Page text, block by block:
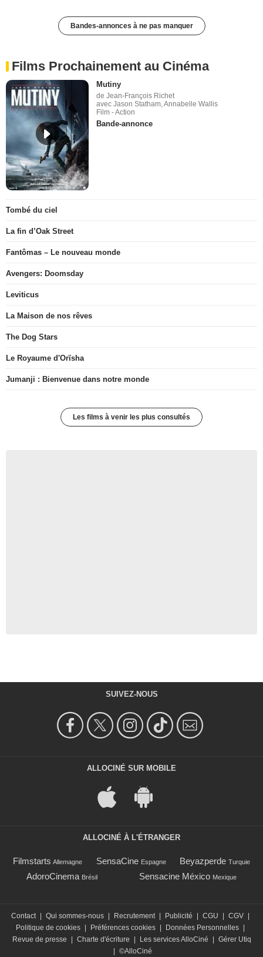
Bandes-annonces à ne pas manquer
Films Prochainement au Cinéma
Mutiny
de Jean-François Richet
avec Jason Statham, Annabelle Wallis
Film - Action
Bande-annonce
Tombé du ciel
La fin d’Oak Street
Fantômas – Le nouveau monde
Avengers: Doomsday
Leviticus
La Maison de nos rêves
The Dog Stars
Le Royaume d'Orïsha
Jumanji : Bienvenue dans notre monde
Les films à venir les plus consultés
SUIVEZ-NOUS
ALLOCINÉ SUR MOBILE
ALLOCINÉ À L'ÉTRANGER
Filmstarts Allemagne SensaCine Espagne Beyazperde Turquie
AdoroCinema Brésil Sensacine México Mexique
Contact Qui sommes-nous Recrutement Publicité CGU CGV
Politique de cookies
Préférences cookies Données Personnelles
Revue de presse
Charte d'écriture Les services AlloCiné
Gérer Utiq
©AlloCiné